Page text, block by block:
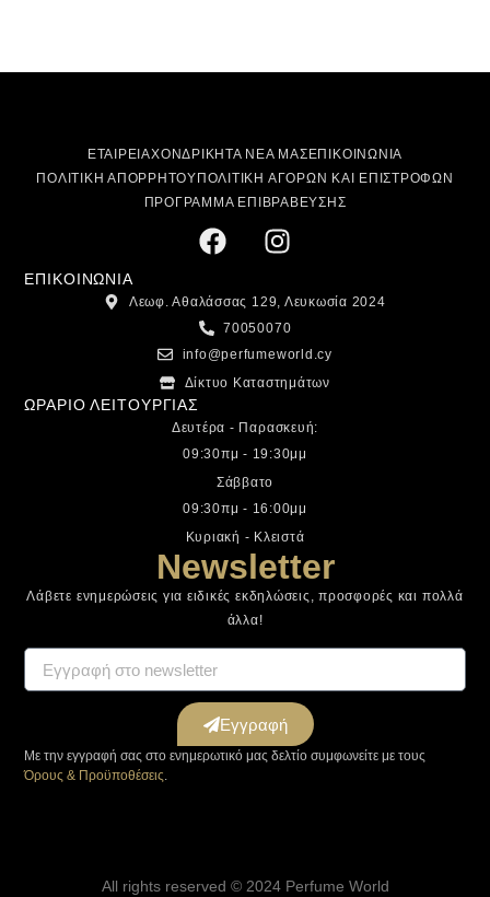
ΕΤΑΙΡΕΙΑΧΟΝΔΡΙΚΗΤΑ ΝΕΑ ΜΑΣΕΠΙΚΟΙΝΩΝΙΑ
ΠΟΛΙΤΙΚΗ ΑΠΟΡΡΗΤΟΥΠΟΛΙΤΙΚΗ ΑΓΟΡΩΝ ΚΑΙ ΕΠΙΣΤΡΟΦΩΝ
ΠΡΟΓΡΑΜΜΑ ΕΠΙΒΡΑΒΕΥΣΗΣ
ΕΠΙΚΟΙΝΩΝΙΑ
Λεωφ. Αθαλάσσας 129, Λευκωσία 2024
70050070
info@perfumeworld.cy
Δίκτυο Καταστημάτων
ΩΡΑΡΙΟ ΛΕΙΤΟΥΡΓΙΑΣ
Δευτέρα - Παρασκευή:
09:30πμ - 19:30μμ
Σάββατο
09:30πμ - 16:00μμ
Κυριακή - Κλειστά
Newsletter
Λάβετε ενημερώσεις για ειδικές εκδηλώσεις, προσφορές και πολλά
άλλα!
Εγγραφή
Με την εγγραφή σας στο ενημερωτικό μας δελτίο συμφωνείτε με τους
Όρους & Προϋποθέσεις.
All rights reserved © 2024 Perfume World